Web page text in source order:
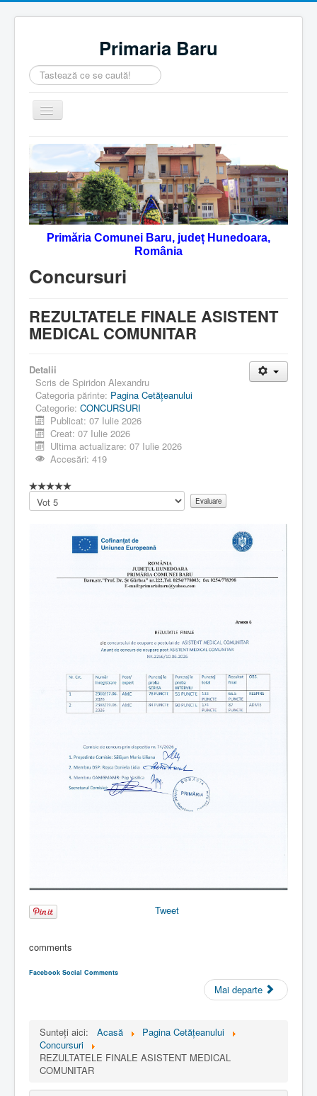
Primaria Baru
Căutare
...
Comută
navigarea
Home
Despre noi
Noutăţi
Contact
Servicii Online
Primăria Comunei Baru, județ Hunedoara,
România
Concursuri
REZULTATELE FINALE ASISTENT
MEDICAL COMUNITAR
Detalii
Scris de Spiridon Alexandru
Categoria părinte: Pagina Cetăţeanului
Categorie: CONCURSURI
Publicat: 07 Iulie 2026
Creat: 07 Iulie 2026
Ultima actualizare: 07 Iulie 2026
Accesări: 419
Vă
rugăm
Tweet
comments
Facebook Social Comments
Mai departe
Sunteți aici: Acasă
Pagina Cetăţeanului
Concursuri
REZULTATELE FINALE ASISTENT MEDICAL
COMUNITAR